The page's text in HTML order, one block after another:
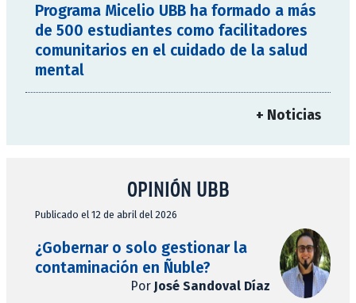
Programa Micelio UBB ha formado a más
de 500 estudiantes como facilitadores
comunitarios en el cuidado de la salud
mental
+ Noticias
OPINIÓN UBB
Publicado el 12 de abril del 2026
¿Gobernar o solo gestionar la
contaminación en Ñuble?
Por José Sandoval Díaz